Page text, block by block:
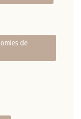
de